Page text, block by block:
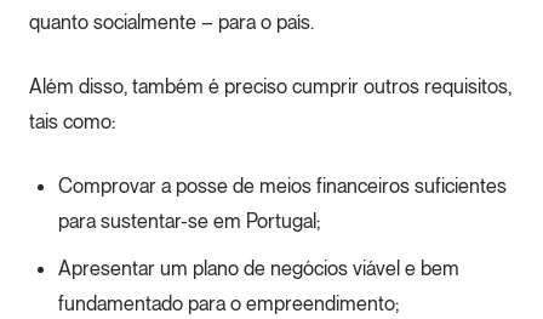
quanto socialmente – para o país.
Além disso, também é preciso cumprir outros requisitos,
tais como:
Comprovar a posse de meios financeiros suficientes
para sustentar-se em Portugal;
Apresentar um plano de negócios viável e bem
fundamentado para o empreendimento;